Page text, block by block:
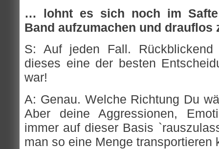
… lohnt es sich noch im
Band aufzumachen und drauflos
S: Auf jeden Fall.
dieses eine der besten
war!
A: Genau. Welche Richtung Du
Aber deine Aggressionen,
immer auf dieser Basis
man so eine Menge transportieren